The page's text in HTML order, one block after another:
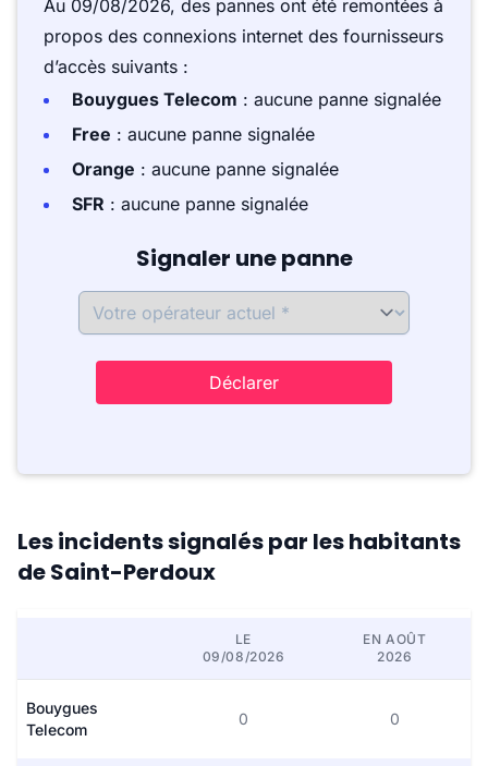
Au 09/08/2026, des pannes ont été remontées à
propos des connexions internet des fournisseurs
d’accès suivants :
Bouygues Telecom : aucune panne signalée
Free : aucune panne signalée
Orange : aucune panne signalée
SFR : aucune panne signalée
Signaler une panne
Déclarer
Les incidents signalés par les habitants
de Saint-Perdoux
LE
09/08/2026
EN AOÛT
2026
Bouygues
Telecom
0 0